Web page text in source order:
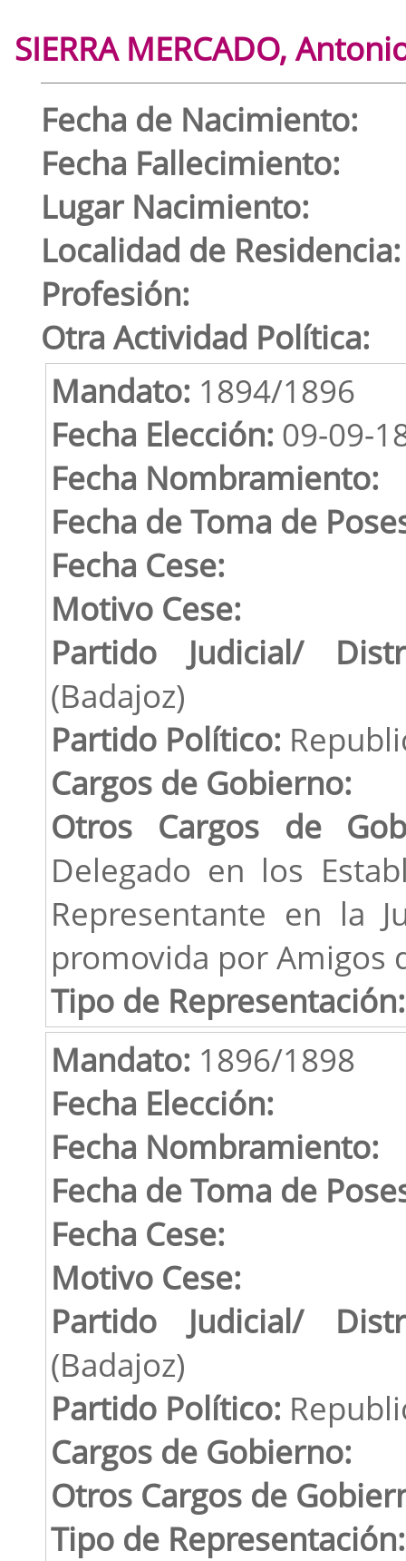
SIERRA MERCADO,
Fecha de Nacimiento:
Fecha Fallecimiento:
Lugar Nacimiento:
Localidad de Residencia:
Profesión:
Otra Actividad Política:
Mandato: 1894/1896
Fecha Elección: 09-09-
Fecha Nombramiento:
Fecha de Toma de
Fecha Cese:
Motivo Cese:
Partido Judicial/
(Badajoz)
Partido Político:
Cargos de Gobierno:
Otros Cargos de
Delegado en los
Representante en la
promovida por Amigos
Tipo de Representación:
Mandato: 1896/1898
Fecha Elección:
Fecha Nombramiento:
Fecha de Toma de
Fecha Cese:
Motivo Cese:
Partido Judicial/
(Badajoz)
Partido Político:
Cargos de Gobierno:
Otros Cargos de
Tipo de Representación: